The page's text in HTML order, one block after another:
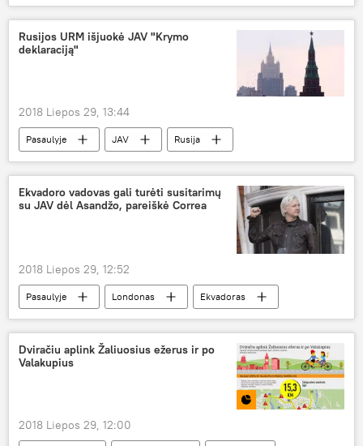
Buvusio GRU pulkininko Skripalio nunuodijimas Didžiojoje Britanijoje
Rusija
Didžioji Britanija
Sergejus Skripalis
Rusijos URM išjuokė JAV "Krymo
deklaraciją"
2018 Liepos 29, 13:44
Pasaulyje JAV
Rusija
Krymas
JAV Valstybės departamentas
Rusijos užsienio reikalų ministerija (URM)
Ekvadoro vadovas gali turėti susitarimų
su JAV dėl Asandžo, pareiškė Correa
2018 Liepos 29, 12:52
Pasaulyje Londonas
Ekvadoras
Džulianas Asandžas
Rafaelis Correa
Wikileaks
Dviračiu aplink Žaliuosius ežerus ir po
Valakupius
2018 Liepos 29, 12:00